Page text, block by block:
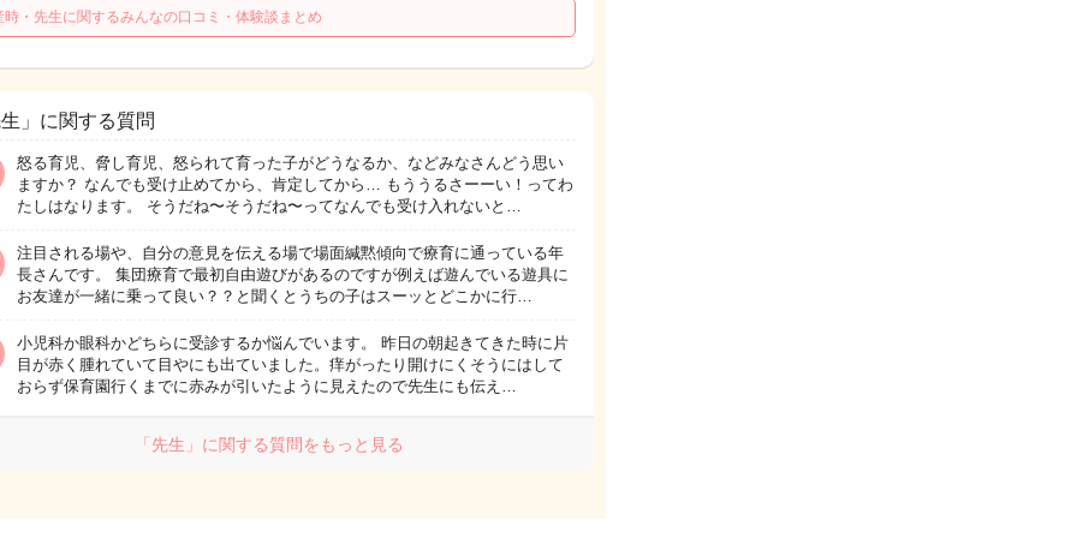
時・先生に関するみんなの口コミ・体験談まとめ
」に関する質問
怒る育児、脅し育児、怒られて育った子がどうなるか、などみなさんどう思い
ますか？ なんでも受け止めてから、肯定してから… もううるさーーい！ってわ
たしはなります。 そうだね〜そうだね〜ってなんでも受け入れないと…
注目される場や、自分の意見を伝える場で場面緘黙傾向で療育に通っている年
長さんです。 集団療育で最初自由遊びがあるのですが例えば遊んでいる遊具に
お友達が一緒に乗って良い？？と聞くとうちの子はスーッとどこかに行…
小児科か眼科かどちらに受診するか悩んでいます。 昨日の朝起きてきた時に片
目が赤く腫れていて目やにも出ていました。痒がったり開けにくそうにはして
おらず保育園行くまでに赤みが引いたように見えたので先生にも伝え…
「先生」に関する質問をもっと見る